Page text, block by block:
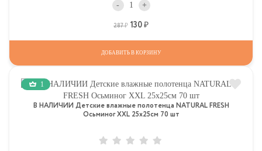
- +
287 Р 130 Р
ДОБАВИТЬ В КОРЗИНУ
1
В НАЛИЧИИ Детские влажные полотенца NATURAL FRESH
Осьминог ХХL 25х25см 70 шт